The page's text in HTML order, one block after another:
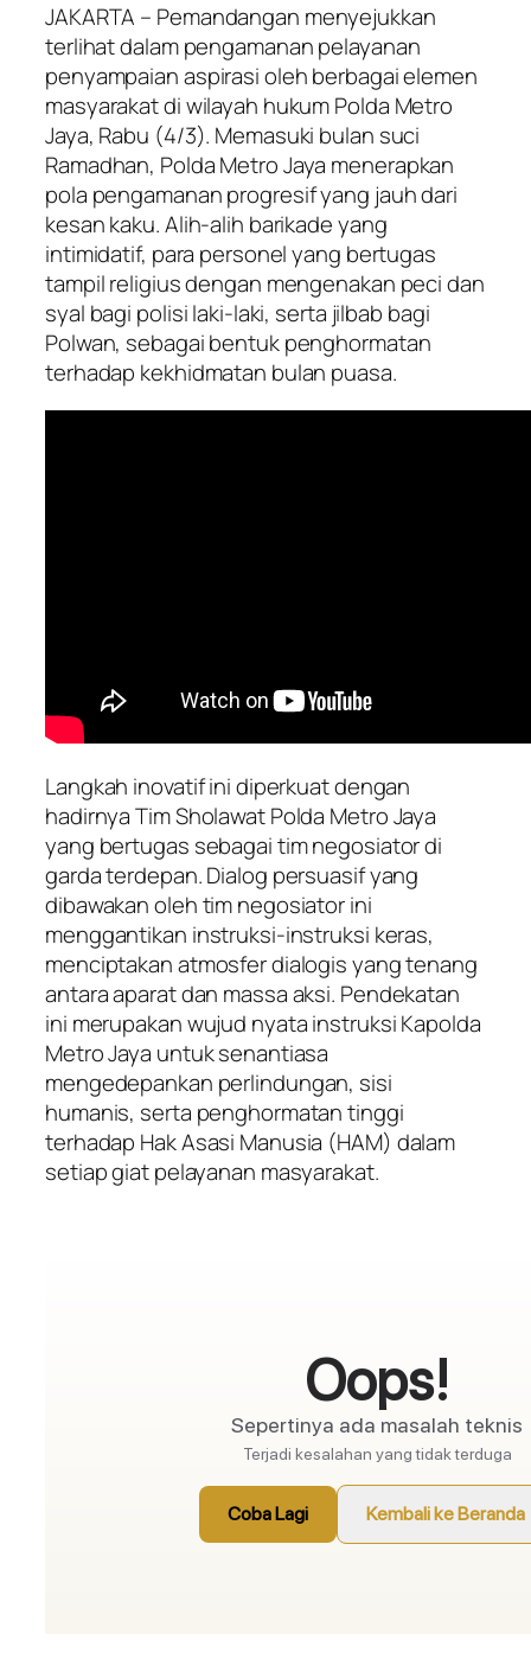
JAKARTA – Pemandangan menyejukkan
terlihat dalam pengamanan pelayanan
penyampaian aspirasi oleh berbagai elemen
masyarakat di wilayah hukum Polda Metro
Jaya, Rabu (4/3). Memasuki bulan suci
Ramadhan, Polda Metro Jaya menerapkan
pola pengamanan progresif yang jauh dari
kesan kaku. Alih-alih barikade yang
intimidatif, para personel yang bertugas
tampil religius dengan mengenakan peci dan
syal bagi polisi laki-laki, serta jilbab bagi
Polwan, sebagai bentuk penghormatan
terhadap kekhidmatan bulan puasa.
Langkah inovatif ini diperkuat dengan
hadirnya Tim Sholawat Polda Metro Jaya
yang bertugas sebagai tim negosiator di
garda terdepan. Dialog persuasif yang
dibawakan oleh tim negosiator ini
menggantikan instruksi-instruksi keras,
menciptakan atmosfer dialogis yang tenang
antara aparat dan massa aksi. Pendekatan
ini merupakan wujud nyata instruksi Kapolda
Metro Jaya untuk senantiasa
mengedepankan perlindungan, sisi
humanis, serta penghormatan tinggi
terhadap Hak Asasi Manusia (HAM) dalam
setiap giat pelayanan masyarakat.